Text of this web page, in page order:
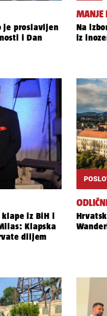
je proslavljen
i Dan
MANJE
Na
iz
iz BiH i
Klapska
diljem